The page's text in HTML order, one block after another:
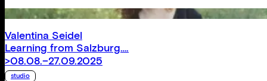
1991
1989
1988
1987
Valentina Seidel
Learning from Salzburg….
>08.08.–27.09.2025
studio